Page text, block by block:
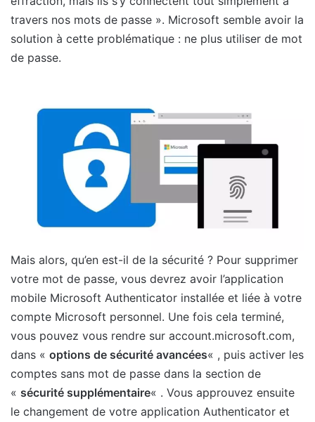
travers nos mots de passe ». Microsoft semble avoir la
solution à cette problématique : ne plus utiliser de mot
de passe.
Mais alors, qu’en est-il de la sécurité ? Pour supprimer
votre mot de passe, vous devrez avoir l’application
mobile Microsoft Authenticator installée et liée à votre
compte Microsoft personnel. Une fois cela terminé,
vous pouvez vous rendre sur account.microsoft.com,
dans « options de sécurité avancées« , puis activer les
comptes sans mot de passe dans la section de
« sécurité supplémentaire« . Vous approuvez ensuite
le changement de votre application Authenticator et